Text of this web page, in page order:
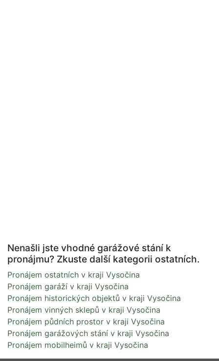
Nenašli jste vhodné garážové stání k
pronájmu? Zkuste další kategorii ostatních.
Pronájem ostatních v kraji Vysočina
Pronájem garáží v kraji Vysočina
Pronájem historických objektů v kraji Vysočina
Pronájem vinných sklepů v kraji Vysočina
Pronájem půdních prostor v kraji Vysočina
Pronájem garážových stání v kraji Vysočina
Pronájem mobilheimů v kraji Vysočina